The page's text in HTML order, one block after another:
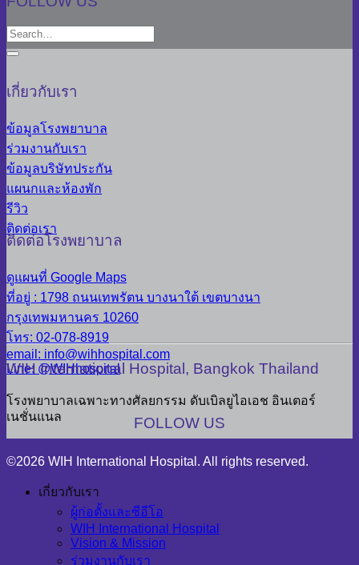
เกี่ยวกับเรา
ข้อมูลโรงพยาบาล
ร่วมงานกับเรา
ข้อมูลบริษัทประกัน
แผนกและห้องพัก
รีวิว
ติดต่อเรา
ติดต่อโรงพยาบาล
ดูแผนที่ Google Maps
ที่อยู่ : 1798 ถนนเทพรัตน บางนาใต้ เขตบางนา
กรุงเทพมหานคร 10260
โทร: 02-078-8919
email: info@wihhospital.com
Line: @WIHhospital
WIH International Hospital, Bangkok Thailand
โรงพยาบาลเฉพาะทางศัลยกรรม ดับเบิลยูไอเอช อินเตอร์
เนชั่นแนล
FOLLOW US
©2026 WIH International Hospital. All rights reserved.
เกี่ยวกับเรา
ผู้ก่อตั้งและซีอีโอ
WIH International Hospital
Vision & Mission
ร่วมงานกับเรา